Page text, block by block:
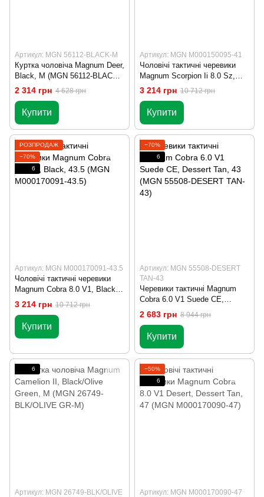
Артикул: MGN 56112-BLACK-M
Куртка чоловіча Magnum Deer,
Black, M (MGN 56112-BLACK-
M)
2 314 грн 4 628 грн
Купити
Артикул: MGN M000150095-41
Чоловічі тактичні черевики
Magnum Scorpion Ii 8.0 Sz,
Black, 41 (MGN M000150095-
3 214 грн 10 712 грн
Купити
РОЗПРОДАЖ
−70%
6
Артикул: MGN M000170091-43.5
Чоловічі тактичні черевики
Magnum Cobra 8.0 V1, Black,
43.5 (MGN M000170091-43.5)
3 214 грн 10 712 грн
Купити
−70%
6
Артикул: MGN 55508-DESERT
TAN-43
Черевики тактичні Magnum
Cobra 6.0 V1 Suede CE,
Dessert Tan, 43 (MGN 55508-
DESERT TAN-43)
2 683 грн 8 944 грн
Купити
6
Артикул: MGN 26749-BLK/OLIVE
−50%
6
Артикул: MGN M000170090-47